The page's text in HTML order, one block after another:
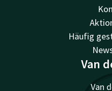
Häufig
Van
Van